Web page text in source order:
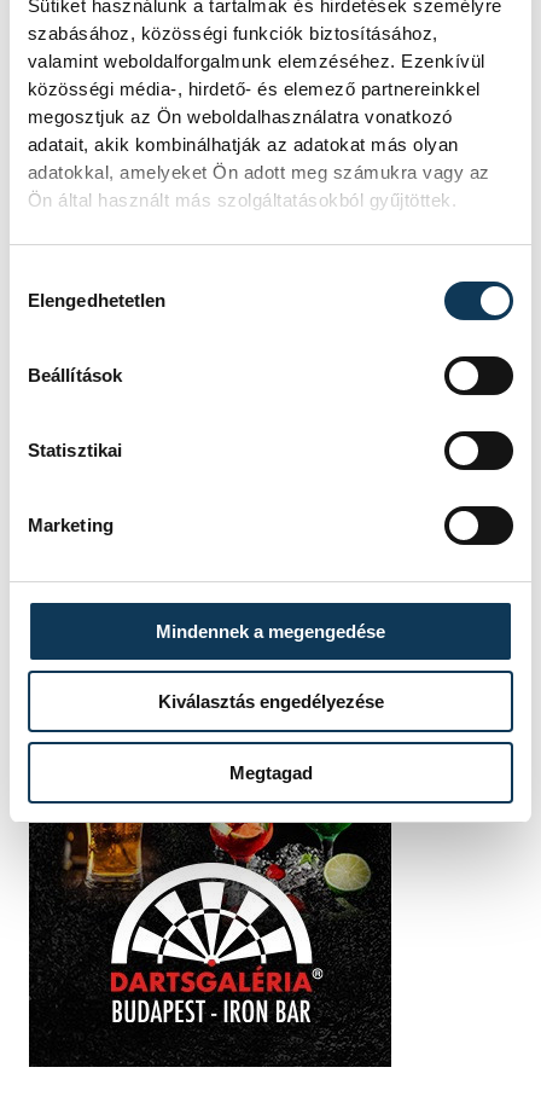
Sütiket használunk a tartalmak és hirdetések személyre
szabásához, közösségi funkciók biztosításához,
valamint weboldalforgalmunk elemzéséhez. Ezenkívül
közösségi média-, hirdető- és elemező partnereinkkel
megosztjuk az Ön weboldalhasználatra vonatkozó
adatait, akik kombinálhatják az adatokat más olyan
adatokkal, amelyeket Ön adott meg számukra vagy az
Ön által használt más szolgáltatásokból gyűjtöttek.
Elengedhetetlen
Beállítások
Statisztikai
Marketing
Mindennek a megengedése
Kiválasztás engedélyezése
Megtagad
SZERZŐ
vehir.hu